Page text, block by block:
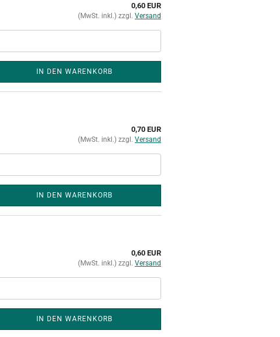
0,60 EUR
(MwSt. inkl.) zzgl. Versand
IN DEN WARENKORB
0,70 EUR
(MwSt. inkl.) zzgl. Versand
IN DEN WARENKORB
0,60 EUR
(MwSt. inkl.) zzgl. Versand
IN DEN WARENKORB